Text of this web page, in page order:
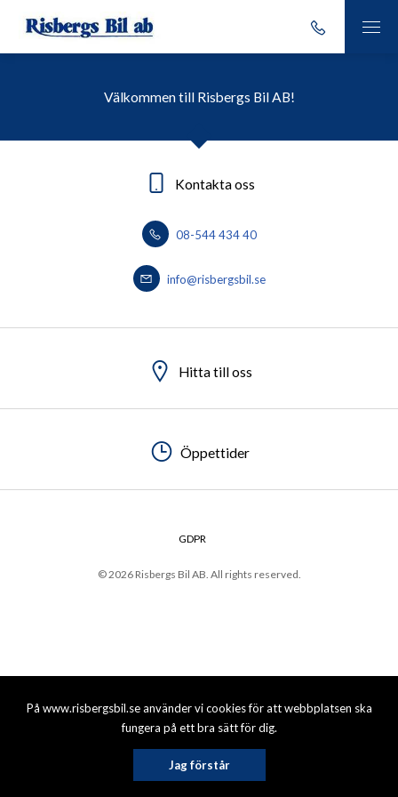
På www.risbergsbil.se använder vi cookies för att webbplatsen ska
fungera på ett bra sätt för dig.
Jag förstår
Välkommen till Risbergs Bil AB!
Kontakta oss
08-544 434 40
info@risbergsbil.se
Hitta till oss
Öppettider
© 2026 Risbergs Bil AB. All rights reserved.
GDPR